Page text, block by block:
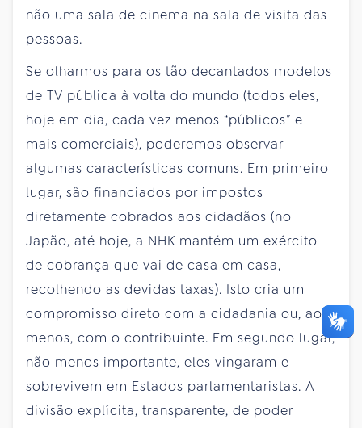
não uma sala de cinema na sala de visita das
pessoas.
Se olharmos para os tão decantados modelos
de TV pública à volta do mundo (todos eles,
hoje em dia, cada vez menos “públicos” e
mais comerciais), poderemos observar
algumas características comuns. Em primeiro
lugar, são financiados por impostos
diretamente cobrados aos cidadãos (no
Japão, até hoje, a NHK mantém um exército
de cobrança que vai de casa em casa,
recolhendo as devidas taxas). Isto cria um
compromisso direto com a cidadania ou, ao
menos, com o contribuinte. Em segundo lugar,
não menos importante, eles vingaram e
sobrevivem em Estados parlamentaristas. A
divisão explícita, transparente, de poder